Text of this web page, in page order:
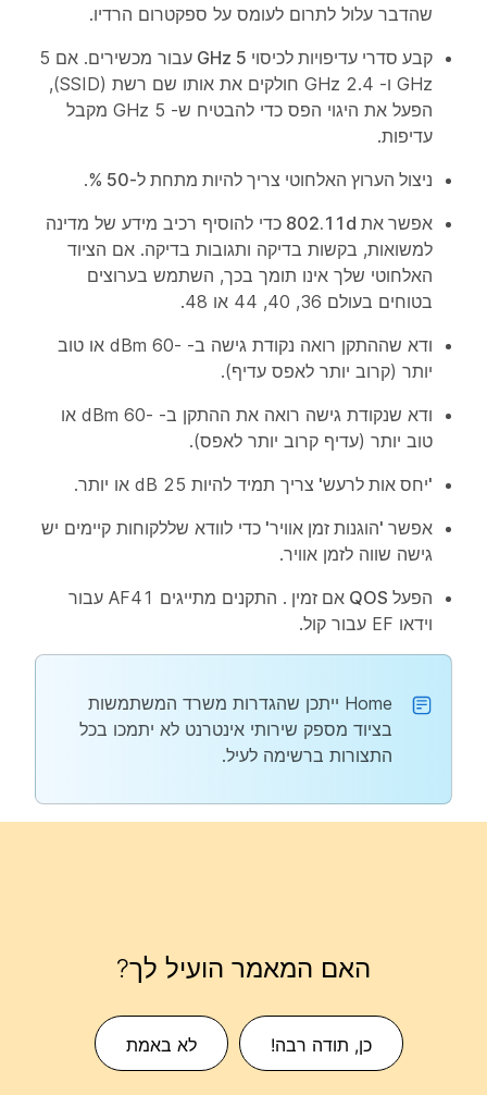
שהדבר עלול לתרום לעומס על ספקטרום הרדיו.
קבע סדרי עדיפויות לכיסוי 5 GHz
עבור מכשירים. אם 5
GHz ו- 2.4 GHz חולקים את אותו שם רשת (SSID),
הפעל את היגוי הפס כדי להבטיח ש- 5 GHz מקבל
עדיפות.
ניצול הערוץ האלחוטי צריך להיות מתחת ל-50
%.
אפשר את 802.11d
כדי להוסיף רכיב מידע של מדינה
למשואות, בקשות בדיקה ותגובות בדיקה. אם הציוד
האלחוטי שלך אינו תומך בכך, השתמש בערוצים
בטוחים בעולם 36, 40, 44 או 48.
ודא שההתקן רואה נקודת גישה ב- -60 dBm או טוב
יותר (קרוב יותר לאפס עדיף).
ודא שנקודת גישה רואה את ההתקן ב- -60 dBm או
טוב יותר (עדיף קרוב יותר לאפס).
'יחס אות לרעש' צריך תמיד להיות 25 dB או יותר.
אפשר 'הוגנות זמן אוויר' כדי לוודא שללקוחות קיימים יש
גישה שווה לזמן אוויר.
הפעל QOS אם זמין
. התקנים מתייגים AF41 עבור
וידאו EF עבור קול.
Home ייתכן שהגדרות משרד המשתמשות
בציוד מספק שירותי אינטרנט לא יתמכו בכל
התצורות ברשימה לעיל.
האם המאמר הועיל לך?
כן, תודה רבה! לא באמת